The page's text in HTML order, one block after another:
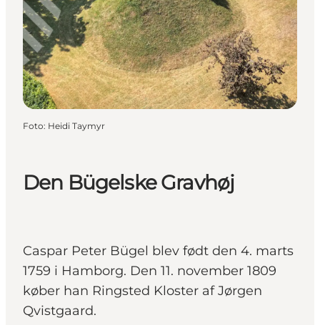
Ringsted Ældrefestival
Naturpark Ringsted
Den Bügelske Gravhøj
Caspar Peter Bügel blev født den 4. marts
1759 i Hamborg. Den 11. november 1809
køber han Ringsted Kloster af Jørgen
Qvistgaard.
Foto: Heidi Taymyr